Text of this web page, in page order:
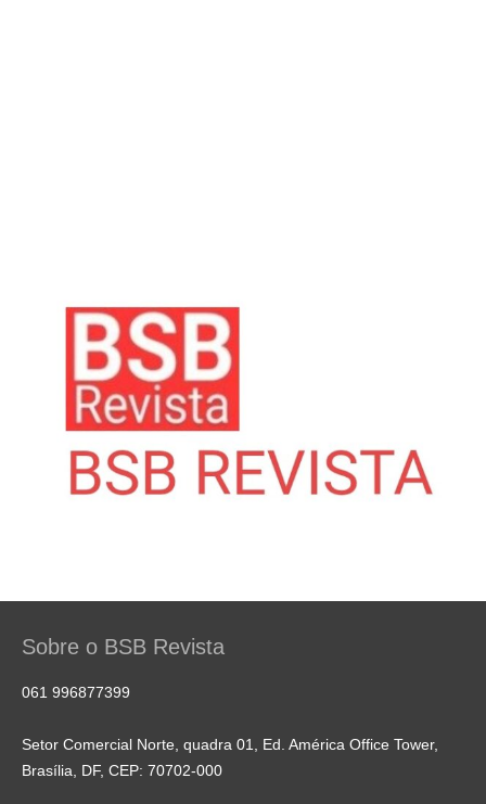
Sobre o BSB Revista
061 996877399
Setor Comercial Norte, quadra 01, Ed. América Office Tower,
Brasília, DF, CEP: 70702-000